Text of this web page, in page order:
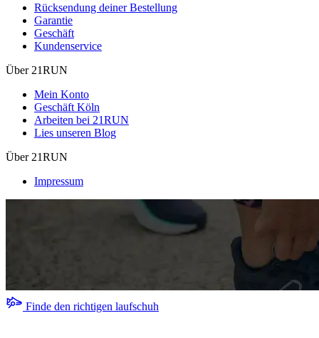
Rücksendung deiner Bestellung
Garantie
Geschäft
Kundenservice
Über 21RUN
Mein Konto
Geschäft Köln
Arbeiten bei 21RUN
Lies unseren Blog
Über 21RUN
Impressum
Finde den richtigen laufschuh